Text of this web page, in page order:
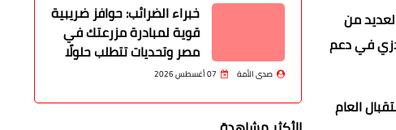
من
في دعم
العام
خبراء الضرائب: حوافز ضريبية
قوية لمبادرة مزرعتك في
مصر وتحديات تتطلب حلولًا
صدى الأمة 07 أغسطس 2026